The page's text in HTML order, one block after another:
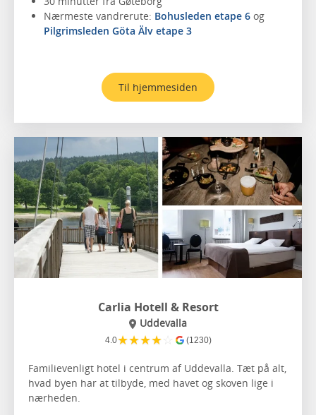
Nærmeste vandrerute: Bohusleden etape 6 og
Pilgrimsleden Göta Älv etape 3
Til hjemmesiden
Carlia Hotell & Resort
Uddevalla
4.0★★★★☆ (1230)
Familievenligt hotel i centrum af Uddevalla. Tæt på alt,
hvad byen har at tilbyde, med havet og skoven lige i
nærheden.